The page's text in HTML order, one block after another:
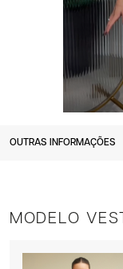
MODELO
OUTRAS INFORMAÇÕES